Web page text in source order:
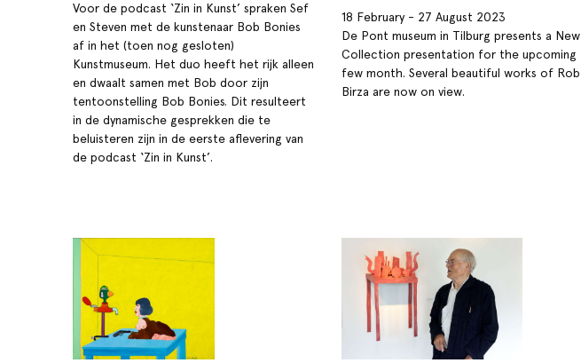
Voor de podcast ‘Zin in Kunst’ spraken Sef
en Steven met de kunstenaar Bob Bonies
af in het (toen nog gesloten)
Kunstmuseum. Het duo heeft het rijk alleen
en dwaalt samen met Bob door zijn
tentoonstelling Bob Bonies. Dit resulteert
in de dynamische gesprekken die te
beluisteren zijn in de eerste aflevering van
de podcast ‘Zin in Kunst’.
18 February - 27 August 2023
De Pont museum in Tilburg presents a New
Collection presentation for the upcoming
few month. Several beautiful works of Rob
Birza are now on view.